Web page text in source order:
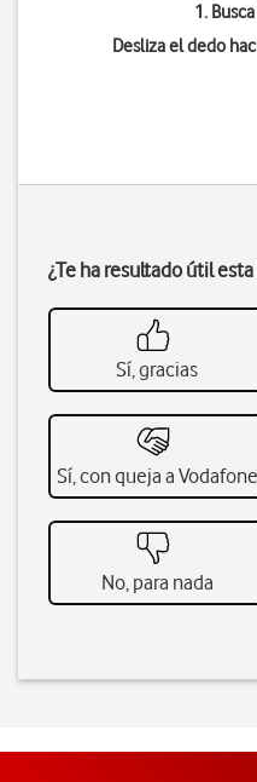
1.
Desliza el dedo
¿Te ha resultado útil
Sí, gracias
Sí, con queja a Vodafone
No, para nada